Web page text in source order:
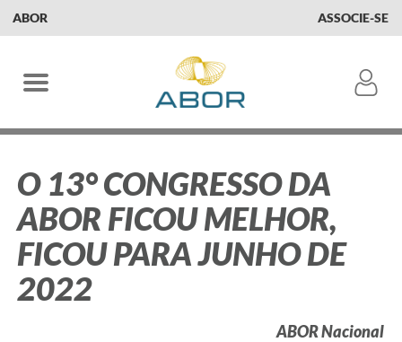
ABOR ASSOCIE-SE
O 13° CONGRESSO DA
ABOR FICOU MELHOR,
FICOU PARA JUNHO DE
2022
ABOR Nacional